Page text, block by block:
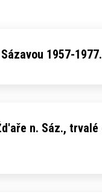
1957-
n. Sáz.,